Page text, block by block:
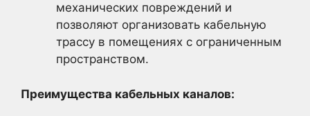
механических повреждений и
позволяют организовать кабельную
трассу в помещениях с ограниченным
пространством.
Преимущества кабельных каналов: